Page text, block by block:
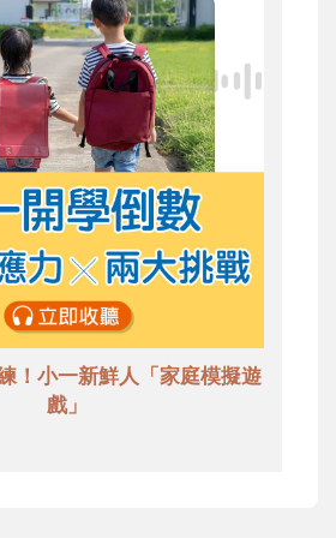
！小一新鮮人「家庭模擬遊
戲」